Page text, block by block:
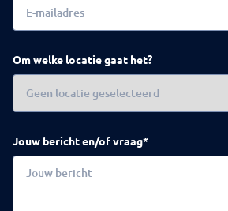
Om welke locatie gaat het?
Jouw bericht en/of vraag*